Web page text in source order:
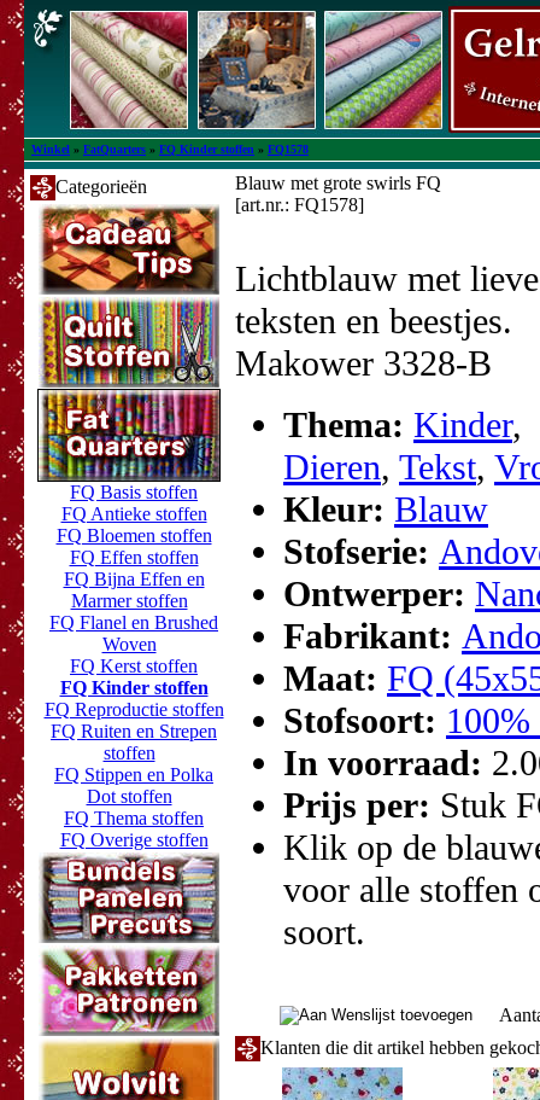
Winkel » FatQuarters » FQ Kinder stoffen » FQ1578
Categorieën
FQ Basis stoffen
FQ Antieke stoffen
FQ Bloemen stoffen
FQ Effen stoffen
FQ Bijna Effen en
Marmer stoffen
FQ Flanel en Brushed
Woven
FQ Kerst stoffen
FQ Kinder stoffen
FQ Reproductie stoffen
FQ Ruiten en Strepen
stoffen
FQ Stippen en Polka
Dot stoffen
FQ Thema stoffen
FQ Overige stoffen
Blauw met grote swirls FQ
[art.nr.: FQ1578]
Lichtblauw met lieve
teksten en beestjes.
Makower 3328-B
Thema: Kinder,
Dieren, Tekst,
Kleur: Blauw
Stofserie:
Ontwerper:
Fabrikant:
Maat: FQ
Stofsoort: 100%
In voorraad:
Prijs per: Stuk
Klik op de
voor alle stoffen
soort.
Klanten die dit artikel hebben